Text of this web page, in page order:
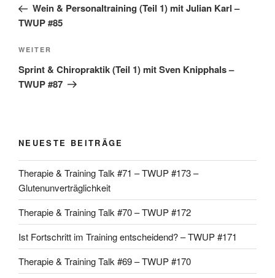
Beitrag
Wein & Personaltraining (Teil 1) mit Julian Karl –
TWUP #85
Nächster
Beitrag
WEITER
Sprint & Chiropraktik (Teil 1) mit Sven Knipphals –
TWUP #87
NEUESTE BEITRÄGE
Therapie & Training Talk #71 – TWUP #173 –
Glutenunverträglichkeit
Therapie & Training Talk #70 – TWUP #172
Ist Fortschritt im Training entscheidend? – TWUP #171
Therapie & Training Talk #69 – TWUP #170